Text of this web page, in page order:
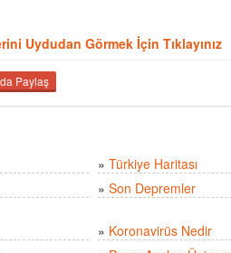
Uydudan Görmek İçin Tıklayınız
Paylaş
» Türkiye Haritası
» Son Depremler
» Koronavirüs Nedir